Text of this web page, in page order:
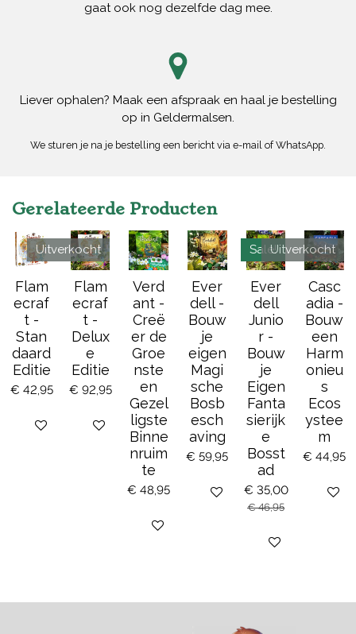
gaat ook nog dezelfde dag mee.
Liever ophalen? Maak een afspraak en haal je bestelling
op in Geldermalsen.
We sturen je na je bestelling een bericht via e-mail of WhatsApp.
Gerelateerde Producten
Flam
ecraf
t -
Stan
daard
Editie
€ 42,95
Bekijk details
Uitverkocht
Flam
ecraf
t -
Delux
e
Editie
€ 92,95
Houd mij op de hoogte
Verd
ant -
Creë
er de
Groe
nste
en
Gezel
ligste
Binne
nruim
te
€ 48,95
Bekijk details
Ever
dell -
Bouw
je
eigen
Magi
sche
Bosb
esch
aving
€ 59,95
Bekijk details
Sale!
Ever
dell
Junio
r -
Bouw
je
Eigen
Fanta
sierijk
e
Bosst
ad
€ 35,00
€ 46,95
Bekijk details
Uitverkocht
Casc
adia -
Bouw
een
Harm
onieu
s
Ecos
ystee
m
€ 44,95
Houd